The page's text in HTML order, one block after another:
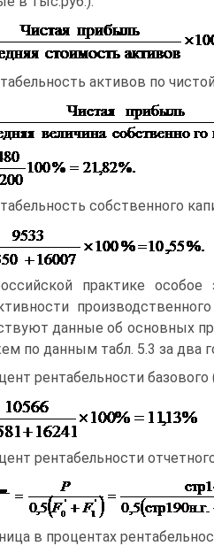
активов по
собственного
практике особое
данные об основных
по данным табл. 5.3 за два
рентабельности базового
рентабельности
в процентах